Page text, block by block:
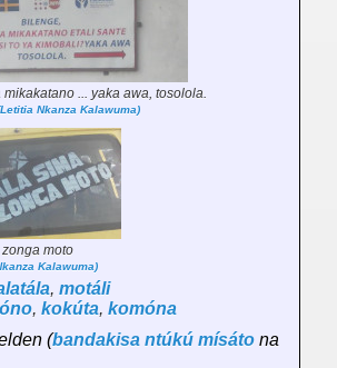
... yaka awa, tosolola.
Nkanza Kalawuma)
moto
Kalawuma)
, motáli
, kokúta, komóna
(bandakisa ntúkú mísáto na